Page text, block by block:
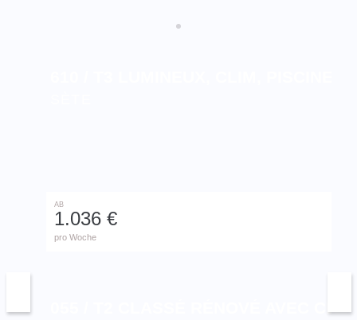
AB
1.036 €
pro Woche
055 / T2 CLASSÉ RÉNOVÉ AVEC